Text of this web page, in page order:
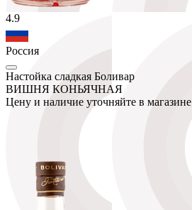
4.9
Россия
Настойка сладкая Боливар
ВИШНЯ КОНЬЯЧНАЯ
Цену и наличие уточняйте в магазине